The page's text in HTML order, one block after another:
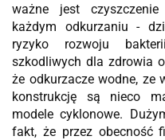
ważne jest
każdym odkurzaniu -
ryzyko rozwoju
szkodliwych dla zdrowia
że odkurzacze wodne, ze
konstrukcję są nieco
modele cyklonowe.
fakt, że przez obecność